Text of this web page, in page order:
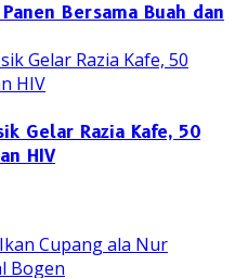
Bersama Buah dan
Gelar Razia Kafe, 50
HIV